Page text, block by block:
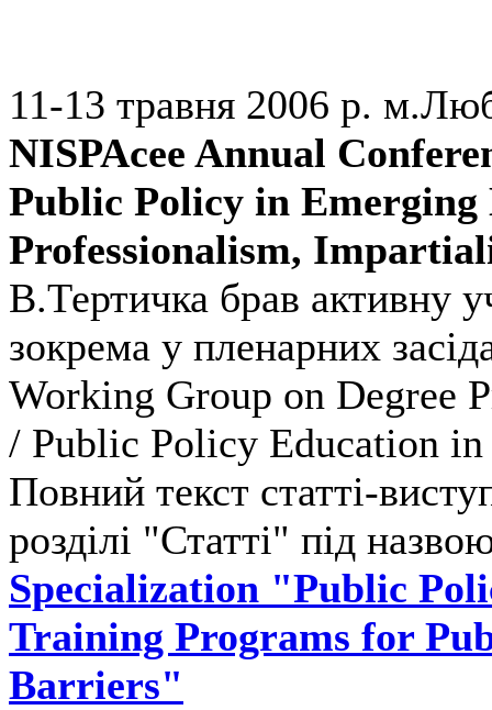
11-13 травня 2006 р.
NISPAcee Annual
Public Policy in
Professionalism,
В.Тертичка брав активну
зокрема у пленарних
Working Group on Degree
/ Public Policy Education
Повний текст статті-
розділі "Статті" під
Specialization "Public
Training Programs for
Barriers"